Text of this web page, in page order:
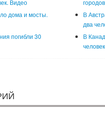
Видео
дома и мосты.
В
два
погибли 30
В
человек